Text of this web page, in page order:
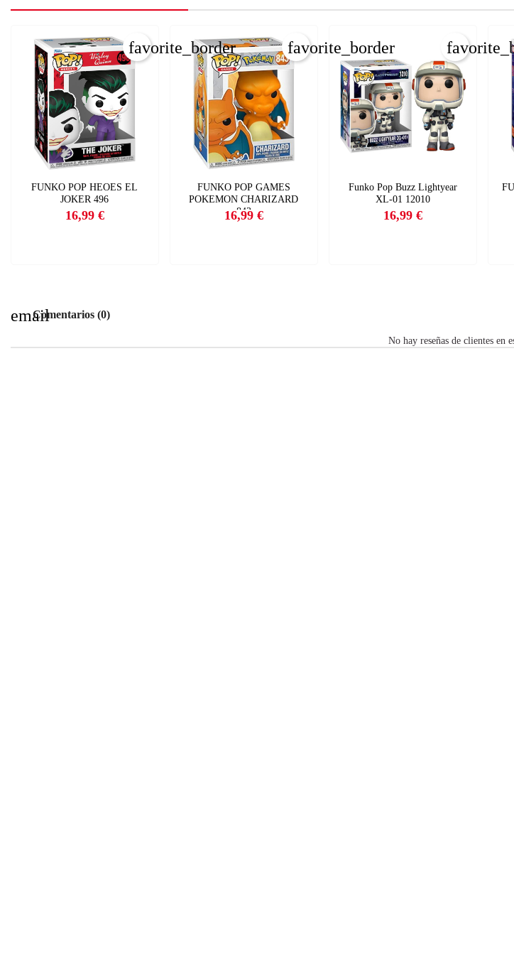
FUNKO POP HEOES EL
JOKER 496
Precio
16,99 €
favorite_border
FUNKO POP GAMES
POKEMON CHARIZARD
843
Precio
16,99 €
favorite_border
Funko Pop Buzz Lightyear
XL-01 12010
Precio
16,99 €
emailComentarios (0)
No hay reseñas de clientes en